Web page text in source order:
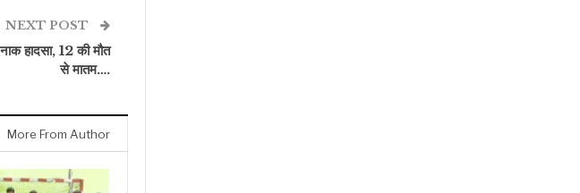
NEXT POST
हादसा, 12 की मौत
से मातम….
More From Author